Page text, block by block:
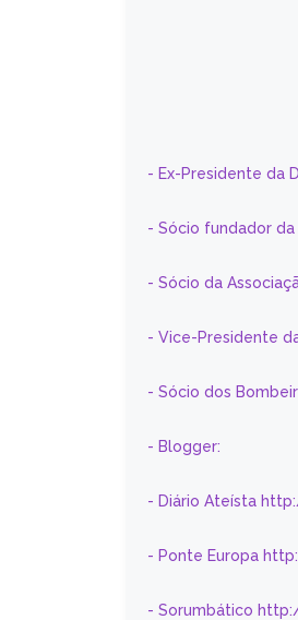
- Ex-Presidente da
- Sócio fundador
- Sócio da
- Vice-Presidente
- Sócio dos
- Blogger:
- Diário Ateísta
- Ponte Europa
- Sorumbático